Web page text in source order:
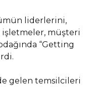
liderlerini,
işletmeler, müşteri
“Getting
gelen temsilcileri